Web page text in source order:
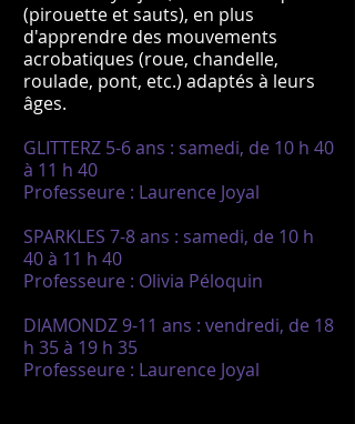
(pirouette et sauts), en plus
d'apprendre des mouvements
acrobatiques (roue, chandelle,
roulade, pont, etc.) adaptés à leurs
âges.
GLITTERZ 5-6 ans : samedi, de 10 h 40
à 11 h 40
Professeure : Laurence Joyal
SPARKLES 7-8 ans : samedi, de 10 h
40 à 11 h 40
Professeure : Olivia Péloquin
DIAMONDZ 9-11 ans : vendredi, de 18
h 35 à 19 h 35
Professeure : Laurence Joyal